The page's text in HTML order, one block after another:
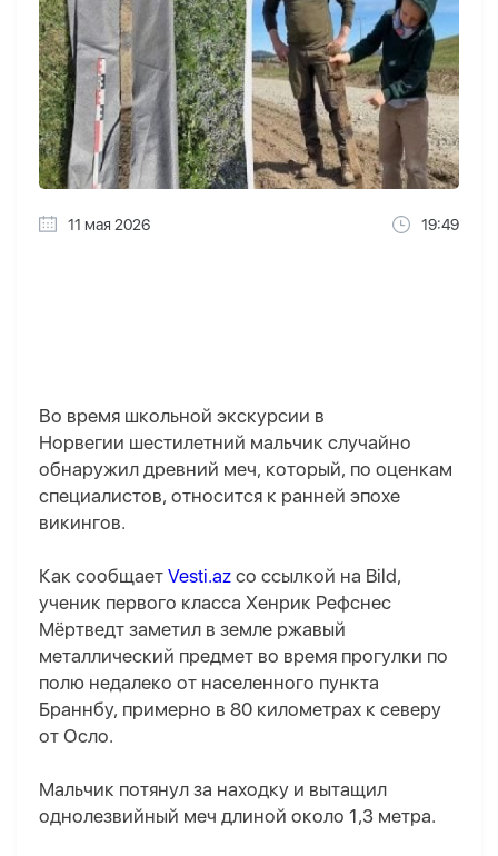
11 мая 2026 19:49
Во время школьной экскурсии в
Норвегии шестилетний мальчик случайно
обнаружил древний меч, который, по оценкам
специалистов, относится к ранней эпохе
викингов.
Как сообщает Vesti.az со ссылкой на Bild,
ученик первого класса Хенрик Рефснес
Мёртведт заметил в земле ржавый
металлический предмет во время прогулки по
полю недалеко от населенного пункта
Браннбу, примерно в 80 километрах к северу
от Осло.
Мальчик потянул за находку и вытащил
однолезвийный меч длиной около 1,3 метра.